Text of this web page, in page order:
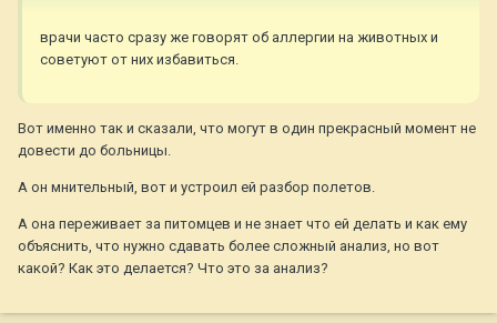
врачи часто сразу же говорят об аллергии на животных и
советуют от них избавиться.
Вот именно так и сказали, что могут в один прекрасный момент не
довести до больницы.
А он мнительный, вот и устроил ей разбор полетов.
А она переживает за питомцев и не знает что ей делать и как ему
объяснить, что нужно сдавать более сложный анализ, но вот
какой? Как это делается? Что это за анализ?